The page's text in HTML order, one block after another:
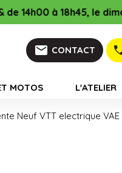
& jours fériés de
mail CONTACT
MOTOS L'ATELIER
Neuf VTT electrique